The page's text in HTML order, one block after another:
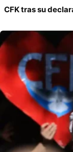
CFK tras su